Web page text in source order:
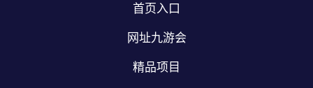
首页入口
网址九游会
精品项目